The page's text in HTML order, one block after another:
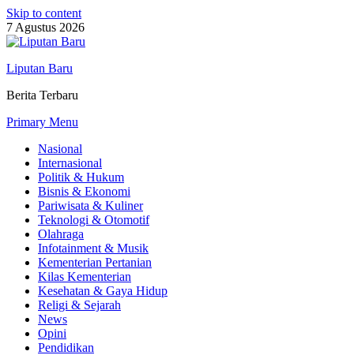
Skip to content
7 Agustus 2026
Liputan Baru
Berita Terbaru
Primary Menu
Nasional
Internasional
Politik & Hukum
Bisnis & Ekonomi
Pariwisata & Kuliner
Teknologi & Otomotif
Olahraga
Infotainment & Musik
Kementerian Pertanian
Kilas Kementerian
Kesehatan & Gaya Hidup
Religi & Sejarah
News
Opini
Pendidikan